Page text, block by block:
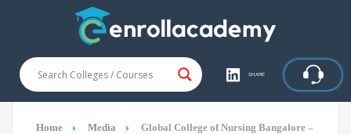
SHARE
Home Media
Global College of Nursing Bangalore –